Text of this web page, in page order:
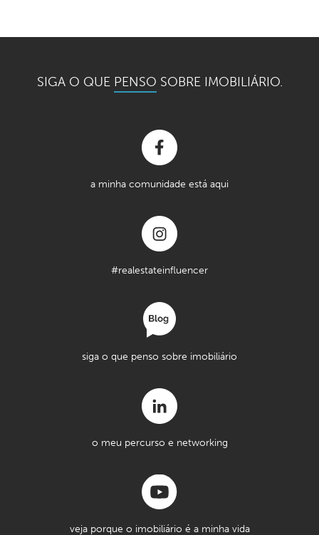
SIGA O QUE PENSO SOBRE IMOBILIÁRIO.
a minha comunidade está aqui
#realestateinfluencer
siga o que penso sobre imobiliário
o meu percurso e networking
veja porque o imobiliário é a minha vida